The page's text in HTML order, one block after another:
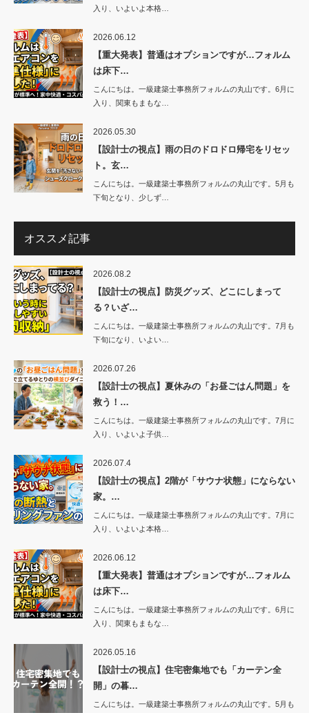
入り、いよいよ本格…
2026.06.12
【重大発表】普通はオプションですが…フォルム
は床下…
こんにちは。一級建築士事務所フォルムの丸山です。6月に
入り、関東もまもな…
2026.05.30
【設計士の視点】雨の日のドロドロ帰宅をリセッ
ト。玄…
こんにちは。一級建築士事務所フォルムの丸山です。5月も
下旬となり、少しず…
オススメ記事
2026.08.2
【設計士の視点】防災グッズ、どこにしまって
る？いざ…
こんにちは。一級建築士事務所フォルムの丸山です。7月も
下旬になり、いよい…
2026.07.26
【設計士の視点】夏休みの「お昼ごはん問題」を
救う！…
こんにちは。一級建築士事務所フォルムの丸山です。7月に
入り、いよいよ子供…
2026.07.4
【設計士の視点】2階が「サウナ状態」にならない
家。…
こんにちは。一級建築士事務所フォルムの丸山です。7月に
入り、いよいよ本格…
2026.06.12
【重大発表】普通はオプションですが…フォルム
は床下…
こんにちは。一級建築士事務所フォルムの丸山です。6月に
入り、関東もまもな…
2026.05.16
【設計士の視点】住宅密集地でも「カーテン全
開」の暮…
こんにちは。一級建築士事務所フォルムの丸山です。5月も